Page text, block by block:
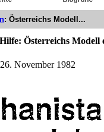
: Österreichs Modell...
Österreichs Modell
November 1982